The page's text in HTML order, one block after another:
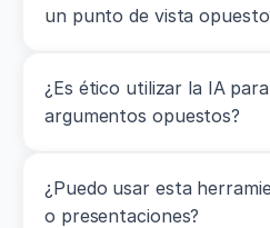
un punto de vista
¿Es ético utilizar la IA
argumentos opuestos?
¿Puedo usar esta
o presentaciones?